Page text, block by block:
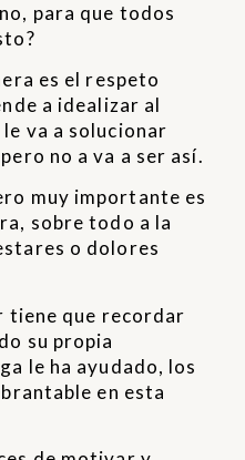
para que todos
es el respeto
a idealizar al
va a solucionar
no a va a ser así.
muy importante es
sobre todo a la
o dolores
tiene que recordar
su propia
le ha ayudado, los
en esta